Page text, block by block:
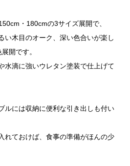
・180cmの3サイズ展開で、
い木目のオーク、深い色合いが楽し
開です。
水滴に強いウレタン塗装で仕上げて
ルには収納に便利な引き出しも付い
れておけば、食事の準備がほんの少